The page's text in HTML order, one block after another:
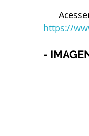
https://
-